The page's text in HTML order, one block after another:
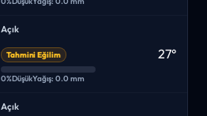
Açık
Tahmini Eğilim
0%DüşükYağış: 0.0 mm
27°
Açık